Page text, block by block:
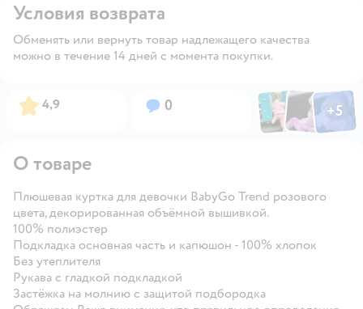
Условия возврата
Обменять или вернуть товар надлежащего качества
можно в течение 14 дней с момента покупки.
Рейтинг:
4,9 Вопросов:
0 ФотоФотоФото
+5
Открыть
О товаре
Плюшевая куртка для девочки BabyGo Trend розового
цвета, декорированная объёмной вышивкой.
100% полиэстер
Подкладка основная часть и капюшон - 100% хлопок
Без утеплителя
Рукава с гладкой подкладкой
Застёжка на молнию с защитой подбородка